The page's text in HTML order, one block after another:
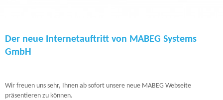
Der neue Internetauftritt von MABEG Systems
GmbH
Wir freuen uns sehr, Ihnen ab sofort unsere neue MABEG Webseite
präsentieren zu können.